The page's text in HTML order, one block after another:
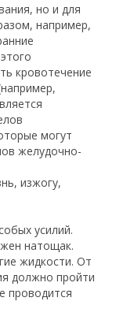
но и для
например,
кровотечение
могут
желудочно-
изжогу,
усилий.
натощак.
жидкости. От
должно пройти
проводится